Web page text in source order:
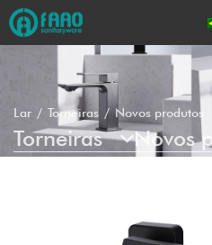
Lar Torneiras Novos produtos
Torneiras Novos